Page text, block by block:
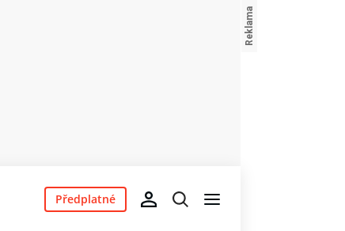
Předplatné